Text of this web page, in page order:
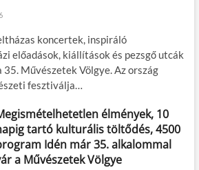
koncertek, inspiráló
előadások, kiállítások és pezsgő utcák
Művészetek Völgye. Az ország
fesztiválja…
élmények, 10
tartó kulturális töltődés, 4500
Idén már 35. alkalommal
a Művészetek Völgye